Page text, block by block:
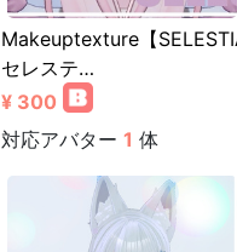
Makeuptexture【
セレステ…
¥ 300
対応アバター 1 体